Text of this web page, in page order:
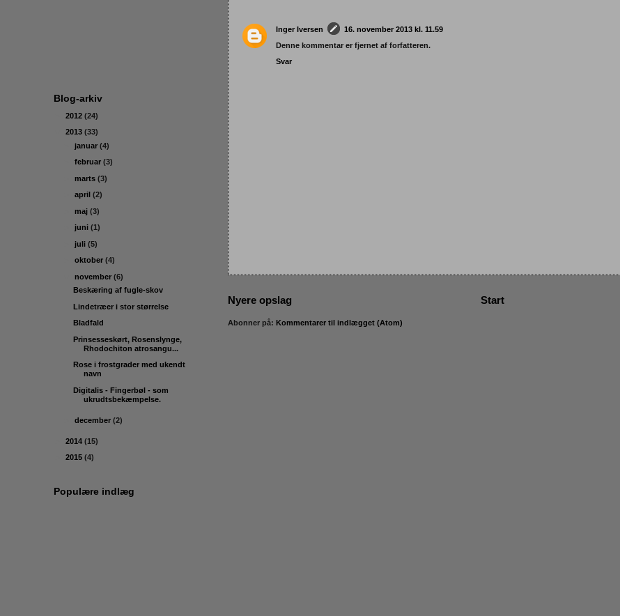
Inger Iversen
16. november 2013 kl. 11.59
Denne kommentar er fjernet af forfatteren.
Svar
Nyere opslag Start
Abonner på: Kommentarer til indlægget (Atom)
Blog-arkiv
2012 (24)
2013 (33)
►januar(4)
►februar(3)
►marts(3)
►april(2)
►maj(3)
juni(1)
►juli(5)
►oktober(4)
▼november(6)
Beskæring af fugle-skov
Lindetræer i stor størrelse
Bladfald
Prinsesseskørt, Rosenslynge,
Rhodochiton atrosangu...
Rose i frostgrader med ukendt
navn
Digitalis - Fingerbøl - som
ukrudtsbekæmpelse.
►december(2)
2014 (15)
2015 (4)
Populære indlæg